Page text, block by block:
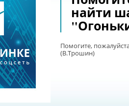
найти
Помогите,
(В.Трошин)